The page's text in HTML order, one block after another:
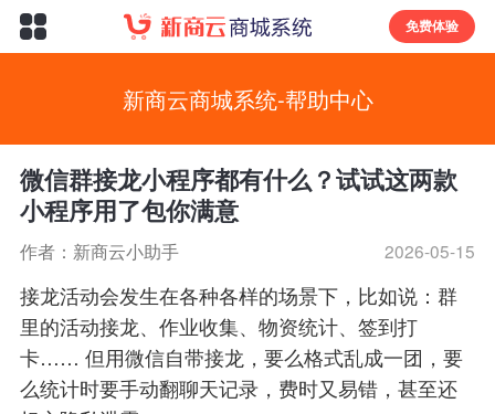
免费体验
新商云商城系统-帮助中心
微信群接龙小程序都有什么？试试这两款
小程序用了包你满意
作者：新商云小助手 2026-05-15
接龙活动会发生在各种各样的场景下，比如说：群
里的活动接龙、作业收集、物资统计、签到打
卡…… 但用微信自带接龙，要么格式乱成一团，要
么统计时要手动翻聊天记录，费时又易错，甚至还